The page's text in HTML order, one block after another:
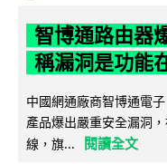
智博通路由器
稱漏洞是功能
中國網通廠商智博通電
產品爆出嚴重安全漏洞
線，旗...
閱讀全文